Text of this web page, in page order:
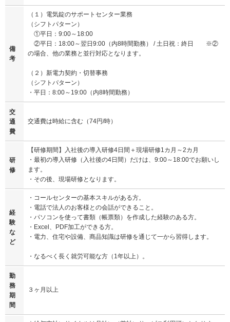
備
考
（１）電気錠のサポートセンター業務
（シフトパターン）
①平日：9:00～18:00
②平日：18:00～翌日9:00（内8時間勤務） / 土日祝：終日 ※②
の場合、他の業務と並行対応となります。
（２）新電力契約・切替事務
（シフトパターン）
・平日：8:00～19:00（内8時間勤務）
交
通
費
交通費は時給に含む（74円/時）
研
修
【研修期間】入社後の導入研修4日間＋現場研修1カ月～2カ月
・最初の導入研修（入社後の4日間）だけは、9:00～18:00でお願いし
ます。
・その後、現場研修となります。
経
験
な
ど
・コールセンターの基本スキルがある方。
・電話で法人のお客様との会話ができること。
・パソコンを使って書類（帳票類）を作成した経験のある方。
・Excel、PDF加工ができる方。
・電力、住宅や設備、商品知識は研修を通じて一から習得します。
・なるべく長く就労可能な方（1年以上）。
勤
務
期
間
３ヶ月以上